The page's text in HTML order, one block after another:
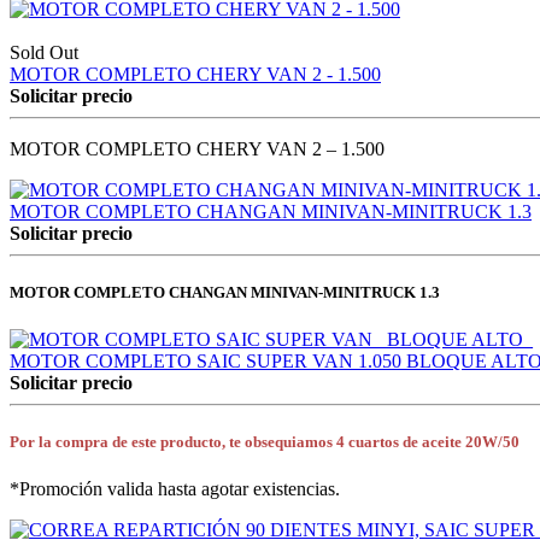
Sold Out
MOTOR COMPLETO CHERY VAN 2 - 1.500
Solicitar precio
MOTOR COMPLETO CHERY VAN 2 – 1.500
MOTOR COMPLETO CHANGAN MINIVAN-MINITRUCK 1.3
Solicitar precio
MOTOR COMPLETO CHANGAN MINIVAN-MINITRUCK 1.3
MOTOR COMPLETO SAIC SUPER VAN 1.050 BLOQUE
Solicitar precio
Por la compra de este producto, te obsequiamos 4 cuartos de aceite 20W/50
*Promoción valida hasta agotar existencias.